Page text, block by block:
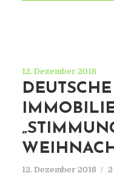
12. Dezember 2018
12. Dezember 2018